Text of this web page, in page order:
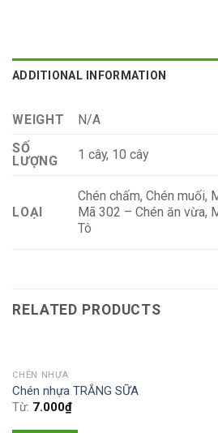
ADDITIONAL INFORMATION
WEIGHT
N/A
SỐ
LƯỢNG
1 cây, 10 cây
LOẠI
Chén chấm, Chén muối,
Mã 302 – Chén ăn vừa,
Tô
RELATED PRODUCTS
CHÉN NHỰA
Chén nhựa TRẮNG SỮA
Từ: 7.000₫